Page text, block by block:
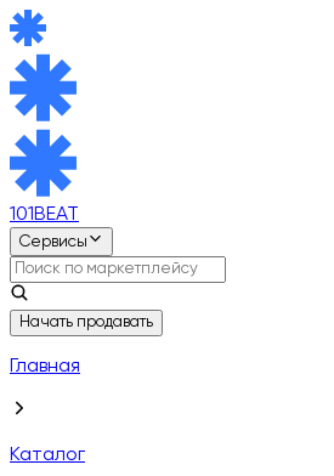
101BEAT
Сервисы
Начать продавать
Главная
Каталог